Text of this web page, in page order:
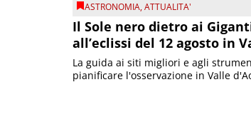
ASTRONOMIA,ATTUALITA'
Il Sole nero dietro ai
all’eclissi del 12 agosto in
La guida ai siti migliori e agli
pianificare l'osservazione in Valle